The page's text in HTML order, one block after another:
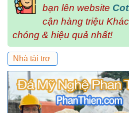
bạn lên website
cận hàng triệu
chóng & hiệu quả nhất!
Nhà tài trợ